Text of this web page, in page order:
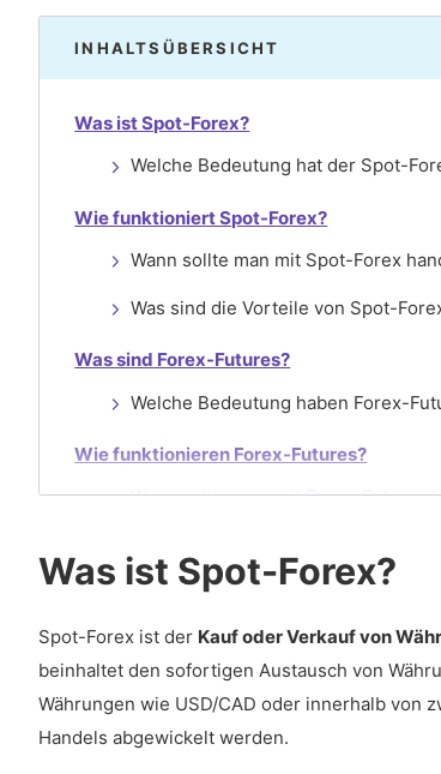
INHALTSÜBERSICHT
Was ist Spot-Forex?
Welche Bedeutung hat der Spot-
Wie funktioniert Spot-Forex?
Wann sollte man mit Spot-Forex
Was sind die Vorteile von Spot-
Was sind Forex-Futures?
Welche Bedeutung haben Forex-
Wie funktionieren Forex-Futures?
Wann sollte man mit Forex-Futures
Wie kann man zwischen Spot-Forex und
Können Spot-Forex und Forex-
Ist der Handel mit Forex-Futures
Was ist Spot-Forex?
Spot-Forex ist der Kauf oder Verkauf von
beinhaltet den sofortigen Austausch von
Währungen wie USD/CAD oder innerhalb von
Handels abgewickelt werden.